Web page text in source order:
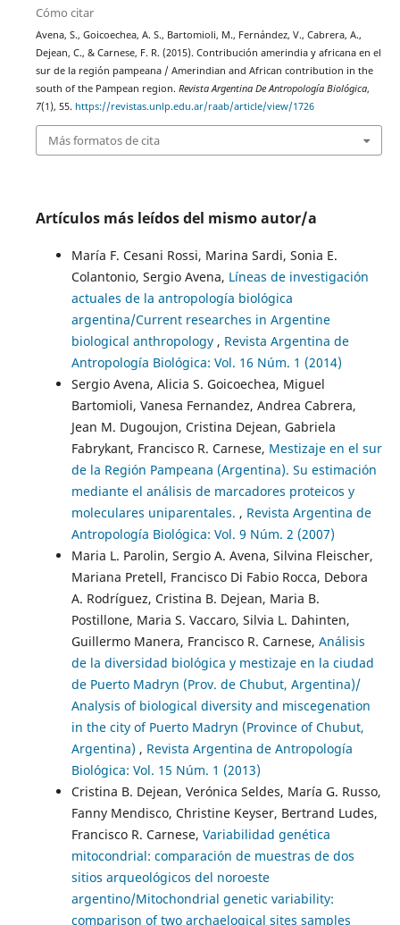
Cómo citar
Avena, S., Goicoechea, A. S., Bartomioli, M., Fernández, V., Cabrera, A.,
Dejean, C., & Carnese, F. R. (2015). Contribución amerindia y africana en el
sur de la región pampeana / Amerindian and African contribution in the
south of the Pampean region. Revista Argentina De Antropología Biológica,
7(1), 55. https://revistas.unlp.edu.ar/raab/article/view/1726
Más formatos de cita
Artículos más leídos del mismo autor/a
María F. Cesani Rossi, Marina Sardi, Sonia E.
Colantonio, Sergio Avena, Líneas de investigación
actuales de la antropología biológica
argentina/Current researches in Argentine
biological anthropology , Revista Argentina de
Antropología Biológica: Vol. 16 Núm. 1 (2014)
Sergio Avena, Alicia S. Goicoechea, Miguel
Bartomioli, Vanesa Fernandez, Andrea Cabrera,
Jean M. Dugoujon, Cristina Dejean, Gabriela
Fabrykant, Francisco R. Carnese, Mestizaje en el sur
de la Región Pampeana (Argentina). Su estimación
mediante el análisis de marcadores proteicos y
moleculares uniparentales. , Revista Argentina de
Antropología Biológica: Vol. 9 Núm. 2 (2007)
Maria L. Parolin, Sergio A. Avena, Silvina Fleischer,
Mariana Pretell, Francisco Di Fabio Rocca, Debora
A. Rodríguez, Cristina B. Dejean, Maria B.
Postillone, Maria S. Vaccaro, Silvia L. Dahinten,
Guillermo Manera, Francisco R. Carnese, Análisis
de la diversidad biológica y mestizaje en la ciudad
de Puerto Madryn (Prov. de Chubut, Argentina)/
Analysis of biological diversity and miscegenation
in the city of Puerto Madryn (Province of Chubut,
Argentina) , Revista Argentina de Antropología
Biológica: Vol. 15 Núm. 1 (2013)
Cristina B. Dejean, Verónica Seldes, María G. Russo,
Fanny Mendisco, Christine Keyser, Bertrand Ludes,
Francisco R. Carnese, Variabilidad genética
mitocondrial: comparación de muestras de dos
sitios arqueológicos del noroeste
argentino/Mitochondrial genetic variability:
comparison of two archaelogical sites samples